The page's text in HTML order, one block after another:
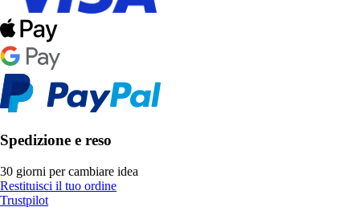
Spedizione e reso
30 giorni per cambiare idea
Restituisci il tuo ordine
Trustpilot